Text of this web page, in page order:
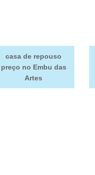
casa de repouso
preço no Embu das
Artes